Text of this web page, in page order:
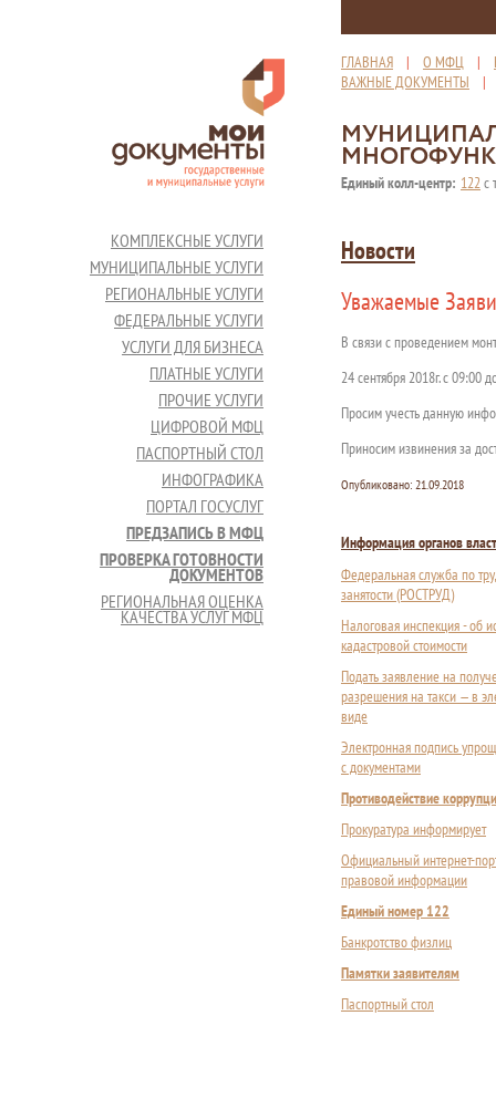
ГЛАВНАЯ | О МФЦ |
ВАЖНЫЕ ДОКУМЕНТЫ
Единый колл-центр: 122с
КОМПЛЕКСНЫЕ УСЛУГИ
МУНИЦИПАЛЬНЫЕ УСЛУГИ
РЕГИОНАЛЬНЫЕ УСЛУГИ
ФЕДЕРАЛЬНЫЕ УСЛУГИ
УСЛУГИ ДЛЯ БИЗНЕСА
ПЛАТНЫЕ УСЛУГИ
ПРОЧИЕ УСЛУГИ
ЦИФРОВОЙ МФЦ
ПАСПОРТНЫЙ СТОЛ
ИНФОГРАФИКА
ПОРТАЛ ГОСУСЛУГ
ПРЕДЗАПИСЬ В МФЦ
ПРОВЕРКА ГОТОВНОСТИ
ДОКУМЕНТОВ
РЕГИОНАЛЬНАЯ ОЦЕНКА
КАЧЕСТВА УСЛУГ МФЦ
Новости
Уважаемые
В связи с проведением
24 сентября 2018г. с 09:00
Просим учесть данную
Приносим извинения за
Опубликовано: 21.09.2018
Информация органов
Федеральная служба по
занятости (РОСТРУД)
Налоговая инспекция - об
кадастровой стоимости
Подать заявление на
разрешения на такси — в
виде
Электронная подпись
с документами
Противодействие
Прокуратура информирует
Официальный интернет-
правовой информации
Единый номер 122
Банкротство физлиц
Памятки заявителям
Паспортный стол